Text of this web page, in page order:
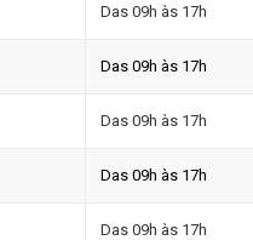
Das 09h às 17h
Das 09h às 17h
Das 09h às 17h
Das 09h às 17h
Das 09h às 17h